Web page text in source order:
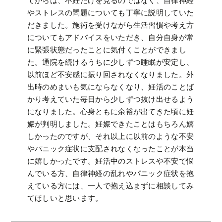
やストレスの問題についても丁寧に説明していた
だきました。施術を受けながら生活習慣や考え方
についてもアドバイスをいただき、自分自身が常
に緊張状態だったことに気付くことができまし
た。通院を続けるうちに少しずつ睡眠が安定し、
以前ほど不安感に振り回されなくなりました。外
出時のめまいも気にならなくなり、妊活のことば
かり考えていた毎日から少しずつ抜け出せるよう
になりました。心身ともに余裕が出てきた頃に妊
娠が判明しました。妊娠できたことはもちろん嬉
しかったのですが、それ以上に以前のような不安
やパニック症状に支配されなくなったことが本当
に嬉しかったです。妊活中のストレスや不安で悩
んでいる方、自律神経の乱れやパニック症状を抱
えている方には、一人で抱え込まずに相談してみ
てほしいと思います。